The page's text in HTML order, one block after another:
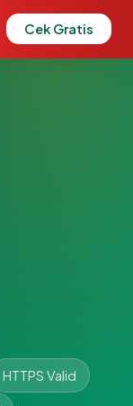
Cek Gratis
HTTPS Valid